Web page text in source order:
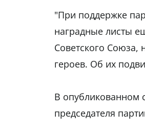
"При поддержке
наградные листы
Советского Союза,
героев. Об их
В опубликованном
председателя